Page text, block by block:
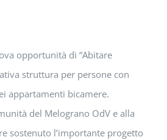
opportunità di “Abitare
struttura per persone con
appartamenti bicamere.
del Melograno OdV e alla
sostenuto l’importante progetto